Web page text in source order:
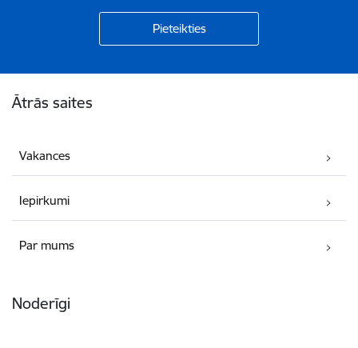
Ātrās saites
Vakances
Iepirkumi
Par mums
Noderīgi